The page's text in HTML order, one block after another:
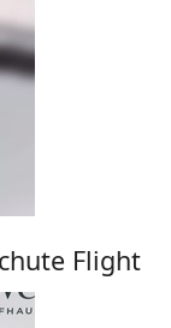
Flight